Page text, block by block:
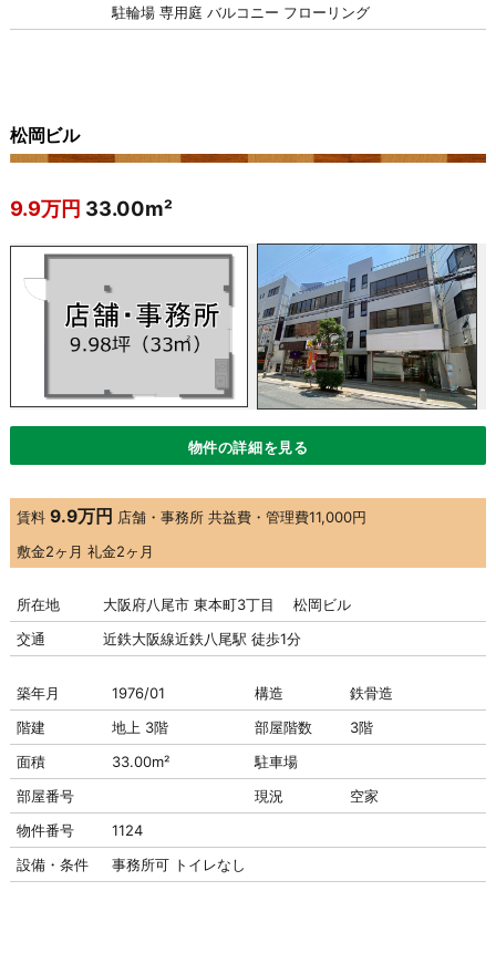
駐輪場 専用庭 バルコニー フローリング
松岡ビル
9.9万円 33.00m²
物件の詳細を見る
賃料 9.9万円 店舗・事務所 共益費・管理費11,000円
敷金2ヶ月 礼金2ヶ月
所在地
大阪府八尾市 東本町3丁目 松岡ビル
交通
近鉄大阪線近鉄八尾駅 徒歩1分
築年月 1976/01 構造
鉄骨造
階建
地上 3階 部屋階数
3階
面積
33.00m²
駐車場
部屋番号
現況
空家
物件番号
1124
設備・条件
事務所可 トイレなし